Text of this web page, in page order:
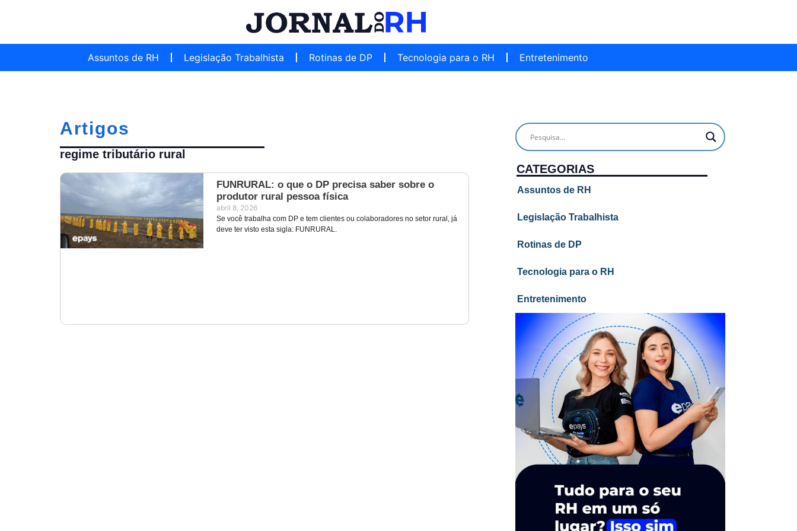
Assuntos de RH Legislação Trabalhista Rotinas de DP Tecnologia para o RH Entretenimento
Artigos
regime tributário rural
FUNRURAL: o que o DP precisa saber sobre o
produtor rural pessoa física
abril 8, 2026
Se você trabalha com DP e tem clientes ou colaboradores no setor rural, já
deve ter visto esta sigla: FUNRURAL.
CATEGORIAS
Assuntos de RH
Legislação Trabalhista
Rotinas de DP
Tecnologia para o RH
Entretenimento